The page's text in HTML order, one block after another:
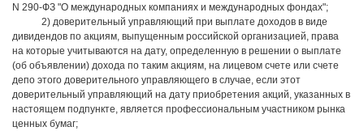
N 290-ФЗ "О международных компаниях и международных фондах";
2) доверительный управляющий при выплате доходов в виде
дивидендов по акциям, выпущенным российской организацией, права
на которые учитываются на дату, определенную в решении о выплате
(об объявлении) дохода по таким акциям, на лицевом счете или счете
депо этого доверительного управляющего в случае, если этот
доверительный управляющий на дату приобретения акций, указанных в
настоящем подпункте, является профессиональным участником рынка
ценных бумаг;